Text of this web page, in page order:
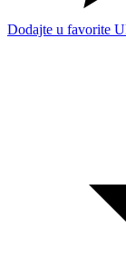
Dodajte u favorite